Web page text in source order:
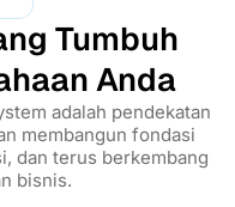
Tumbuh
Anda
adalah pendekatan
membangun fondasi
dan terus berkembang
bisnis.